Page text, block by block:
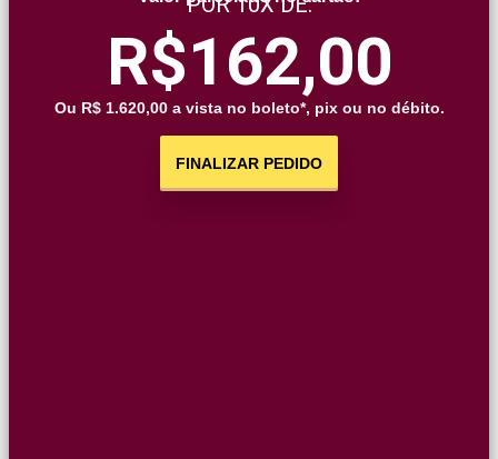
R$162,00
Ou R$ 1.620,00a vista no boleto*, pix ou no débito.
FINALIZAR PEDIDO